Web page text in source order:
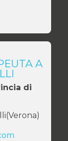
A
di
(Verona)